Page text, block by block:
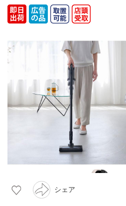
シェア